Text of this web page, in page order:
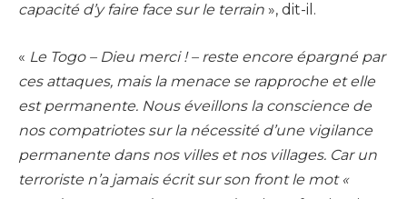
capacité d’y faire face sur le terrain », dit-il.
« Le Togo – Dieu merci ! – reste encore épargné par
ces attaques, mais la menace se rapproche et elle
est permanente. Nous éveillons la conscience de
nos compatriotes sur la nécessité d’une vigilance
permanente dans nos villes et nos villages. Car un
terroriste n’a jamais écrit sur son front le mot «